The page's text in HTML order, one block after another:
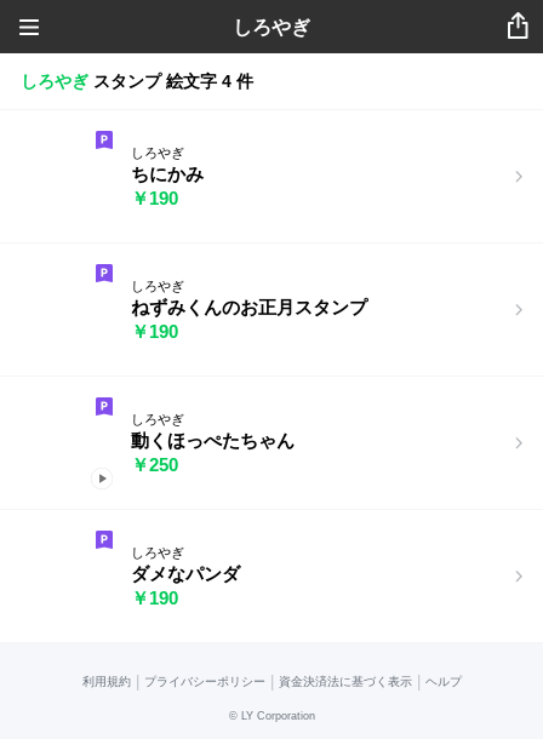
しろやぎ
しろやぎ スタンプ 絵文字 4 件
しろやぎ
ちにかみ
￥190
しろやぎ
ねずみくんのお正月スタンプ
￥190
しろやぎ
動くほっぺたちゃん
￥250
しろやぎ
ダメなパンダ
￥190
利用規約 プライバシーポリシー 資金決済法に基づく表示 ヘルプ
© LY Corporation